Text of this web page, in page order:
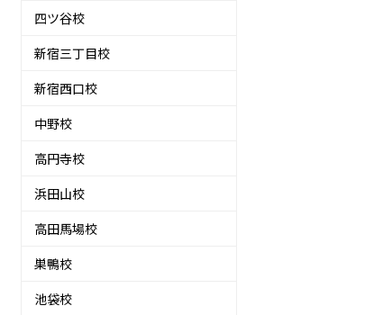
四ツ谷校
新宿三丁目校
新宿西口校
中野校
高円寺校
浜田山校
高田馬場校
巣鴨校
池袋校